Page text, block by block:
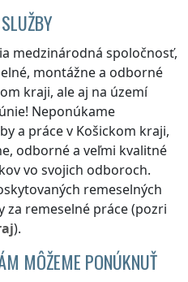
medzinárodná spoločnosť,
montážne a odborné
kraji, ale aj na území
Neponúkame
a prácev Košickom kraji,
odborné a veľmi kvalitné
vo svojich odboroch.
remeselných
za remeselné práce (pozri
).
MÔŽEME PONÚKNUŤ